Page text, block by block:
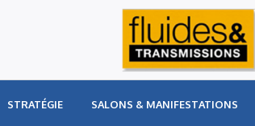
STRATÉGIE SALONS & MANIFESTATIONS